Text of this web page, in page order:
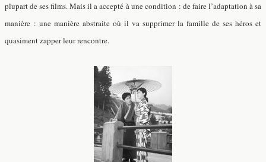
plupart de ses films. Mais il a accepté à une condition : de faire l’adaptation à sa
manière : une manière abstraite où il va supprimer la famille de ses héros et
quasiment zapper leur rencontre.